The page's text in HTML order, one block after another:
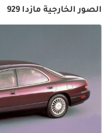
الصور الخارجية مازدا 929